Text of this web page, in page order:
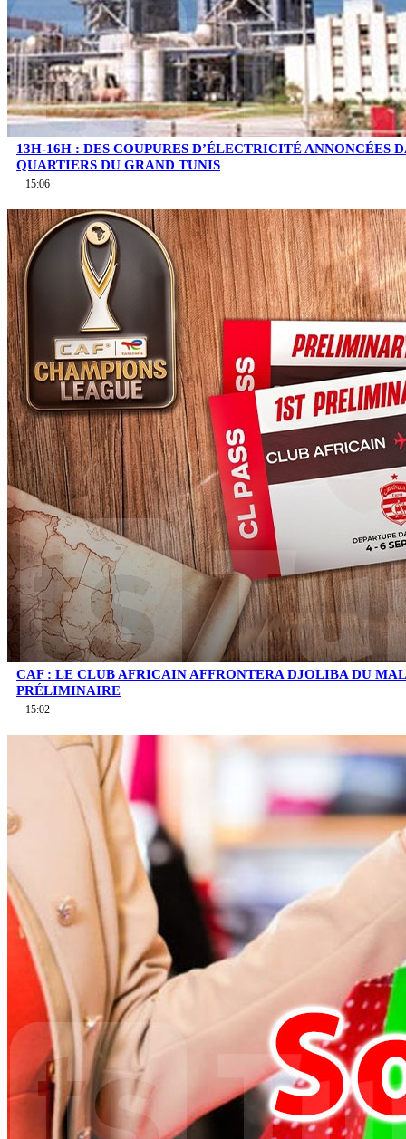
13H-16H : DES COUPURES D’ÉLECTRICITÉ ANNONCÉES
QUARTIERS DU GRAND TUNIS
15:06
CAF : LE CLUB AFRICAIN AFFRONTERA DJOLIBA DU
PRÉLIMINAIRE
15:02